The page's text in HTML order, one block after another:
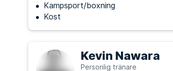
Kampsport/boxning
Kost
Kevin Nawara
Personlig tränare